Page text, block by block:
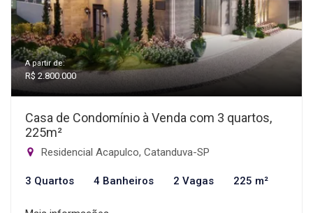
A partir de:
R$ 2.800.000
Casa de Condomínio à Venda com 3 quartos,
225m²
Residencial Acapulco, Catanduva-SP
3 Quartos 4 Banheiros 2 Vagas 225 m²